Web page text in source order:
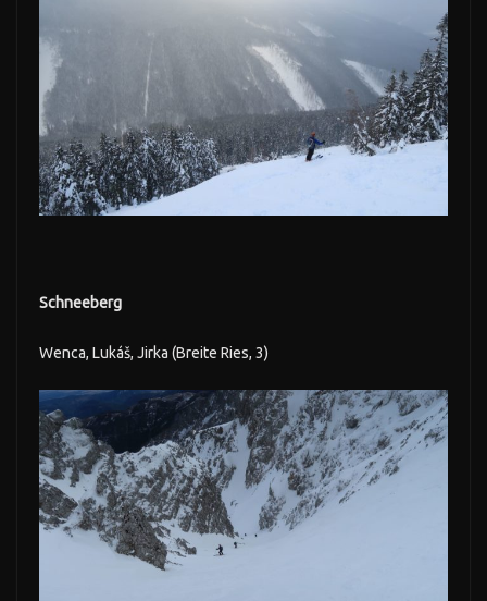
Schneeberg
Wenca, Lukáš, Jirka (Breite Ries, 3)